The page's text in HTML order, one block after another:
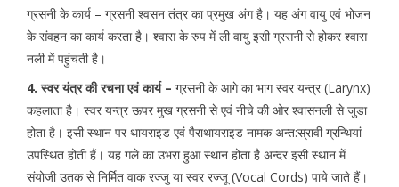
ग्रसनी के कार्य – ग्रसनी श्वसन तंत्र का प्रमुख अंग है। यह अंग वायु एवं भोजन
के संवहन का कार्य करता है। श्वास के रुप में ली वायु इसी ग्रसनी से होकर श्वास
नली में पहुंचती है।
4. स्वर यंत्र की रचना एवं कार्य – ग्रसनी के आगे का भाग स्वर यन्त्र (Larynx)
कहलाता है। स्वर यन्त्र ऊपर मुख ग्रसनी से एवं नीचे की ओर श्वासनली से जुडा
होता है। इसी स्थान पर थायराइड एवं पैराथायराइड नामक अन्त:स्रावी ग्रन्थियां
उपस्थित होती हैं। यह गले का उभरा हुआ स्थान होता है अन्दर इसी स्थान में
संयोजी उतक से निर्मित वाक रज्जु या स्वर रज्जू (Vocal Cords) पाये जाते हैं।